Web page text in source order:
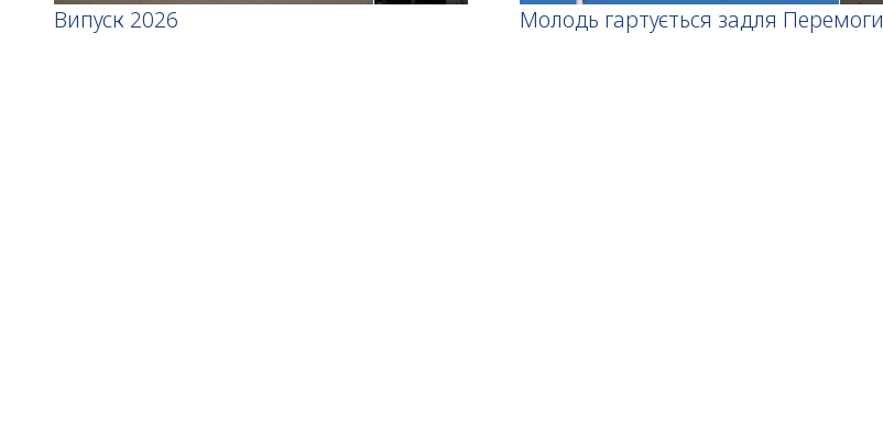
Випуск 2026 Молодь гартується задля Перемоги